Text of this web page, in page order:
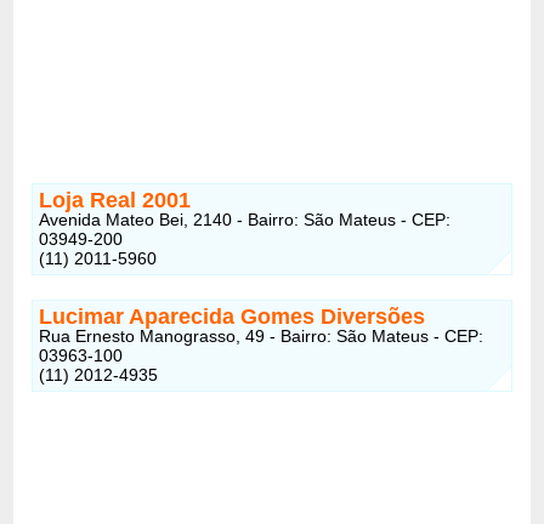
Loja Real 2001
Avenida Mateo Bei, 2140 - Bairro: São Mateus - CEP:
03949-200
(11) 2011-5960
Lucimar Aparecida Gomes Diversões
Rua Ernesto Manograsso, 49 - Bairro: São Mateus - CEP:
03963-100
(11) 2012-4935